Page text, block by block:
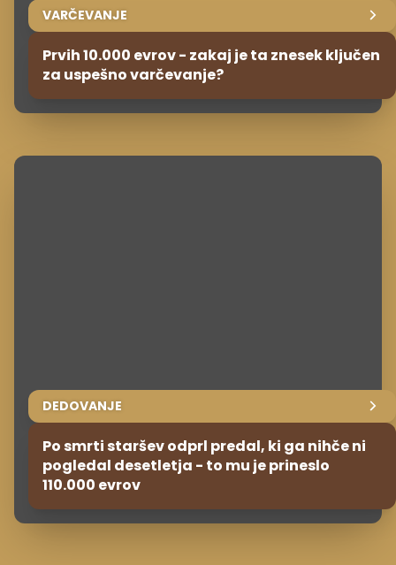
VARČEVANJE
Prvih 10.000 evrov - zakaj je ta znesek ključen
za uspešno varčevanje?
DEDOVANJE
Po smrti staršev odprl predal, ki ga nihče ni
pogledal desetletja - to mu je prineslo
110.000 evrov